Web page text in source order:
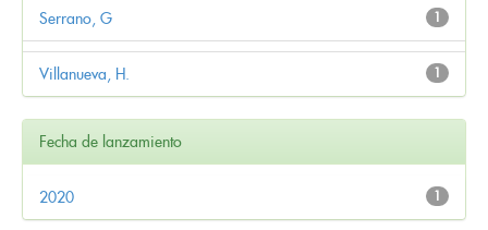
1
Serrano, G
1
Villanueva, H.
Fecha de lanzamiento
1
2020